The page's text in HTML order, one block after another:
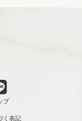
プ
く表記